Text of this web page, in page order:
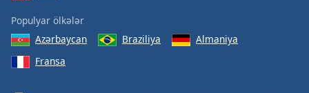
Populyar ölkələr
Azərbaycan
Braziliya
Almaniya
Fransa